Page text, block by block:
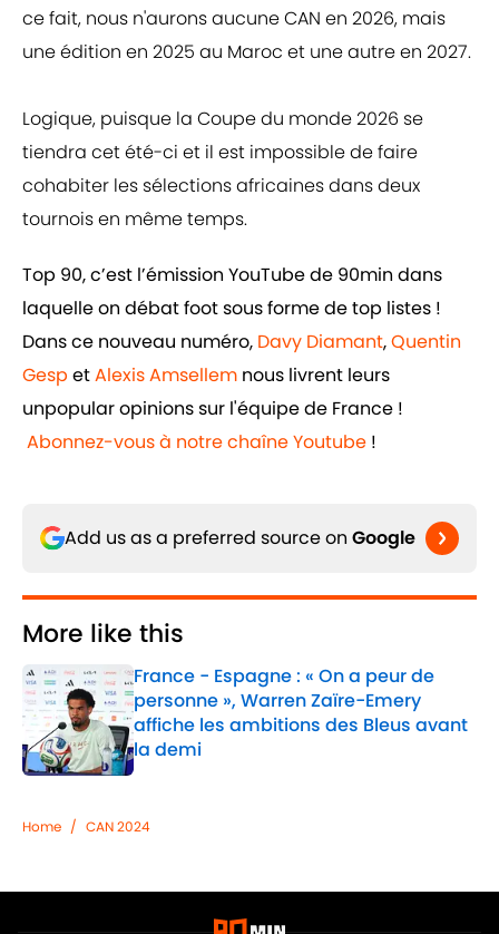
ce fait, nous n'aurons aucune CAN en 2026, mais
une édition en 2025 au Maroc et une autre en 2027.
Logique, puisque la Coupe du monde 2026 se
tiendra cet été-ci et il est impossible de faire
cohabiter les sélections africaines dans deux
tournois en même temps.
Top 90, c’est l’émission YouTube de 90min dans
laquelle on débat foot sous forme de top listes !
Dans ce nouveau numéro, Davy Diamant,Quentin
Gesp etAlexis Amsellem nous livrent leurs
unpopular opinions sur l'équipe de France !
Abonnez-vous à notre chaîne Youtube !
Add us as a preferred source on Google
More like this
France - Espagne : « On a peur de
personne », Warren Zaïre-Emery
affiche les ambitions des Bleus avant
la demi
Published by on Invalid Date
Home / CAN 2024